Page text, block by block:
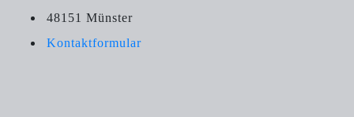
48151 Münster
Kontaktformular